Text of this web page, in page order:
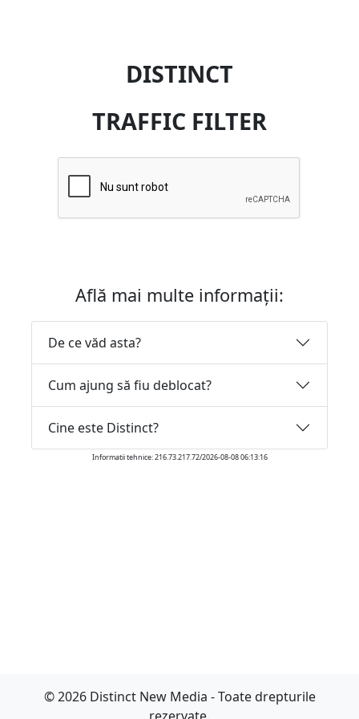
DISTINCT
TRAFFIC FILTER
Află mai multe informații:
De ce văd asta?
Cum ajung să fiu deblocat?
Cine este Distinct?
Informatii tehnice: 216.73.217.72/2026-08-08 06:13:16
© 2026 Distinct New Media - Toate drepturile